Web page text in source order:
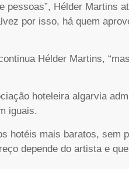
pessoas”, Hélder Martins
por isso, há quem
Hélder Martins,
hoteleira algarvia
iguais.
hotéis mais baratos, sem
depende do artista e